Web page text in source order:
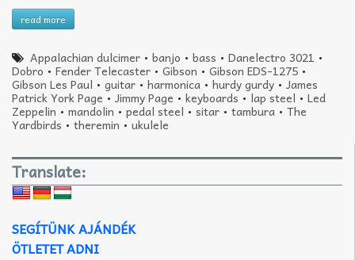
read more
Appalachian dulcimer •banjo •bass •Danelectro 3021 •
Dobro• Fender Telecaster • Gibson • Gibson EDS-1275 •
Gibson Les Paul • guitar • harmonica • hurdy gurdy • James
Patrick York Page• Jimmy Page • keyboards •lap steel • Led
Zeppelin • mandolin • pedal steel • sitar • tambura • The
Yardbirds • theremin • ukulele
Translate:
SEGÍTÜNK AJÁNDÉK
ÖTLETET ADNI